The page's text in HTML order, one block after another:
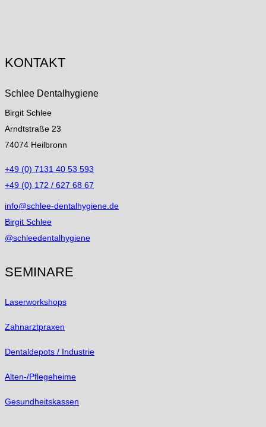
KONTAKT
Schlee Dentalhygiene
Birgit Schlee
Arndtstraße 23
74074 Heilbronn
+49 (0) 7131 40 53 593
+49 (0) 172 / 627 68 67
info@schlee-dentalhygiene.de
Birgit Schlee
@schleedentalhygiene
SEMINARE
Laserworkshops
Zahnarztpraxen
Dentaldepots / Industrie
Alten-/Pflegeheime
Gesundheitskassen